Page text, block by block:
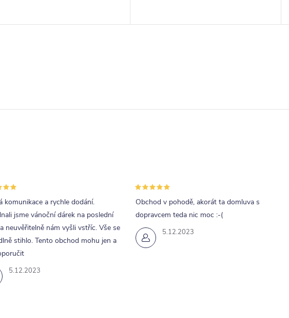
5.12.2023
komunikace a rychle dodání.
jsme vánoční dárek na poslední
neuvěřitelně nám vyšli vstříc. Vše se
stihlo. Tento obchod mohu jen a
5.12.2023
Obchod v pohodě, akorát ta domluva s
dopravcem teda nic moc :-(